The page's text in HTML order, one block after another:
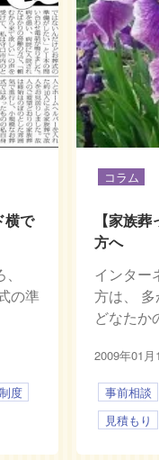
横で
の準
度
コラム
【家族
方へ
インター
方は、
どなたか
2009年01月
事前相談
見積もり